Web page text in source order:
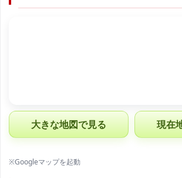
大きな地図で見る 現在
※Googleマップを起動